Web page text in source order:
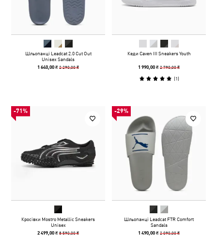
Шльопанці Leadcat 2.0 Cut Out
Unisex Sandals
1 640,00 ₴2 290,00 ₴
Кеди Caven III Sneakers Youth
1 990,00 ₴2 790,00 ₴
(1)
-71%
Кросівки Mostro Metallic Sneakers
Unisex
2 499,00 ₴8 590,00 ₴
-29%
Шльопанці Leadcat FTR Comfort
Sandals
1 490,00 ₴2 090,00 ₴